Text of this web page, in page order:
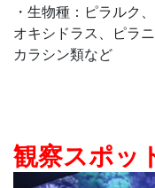
・生物種：ピラルク
オキシドラス、ピラニ
カラシン類など
観察スポッ